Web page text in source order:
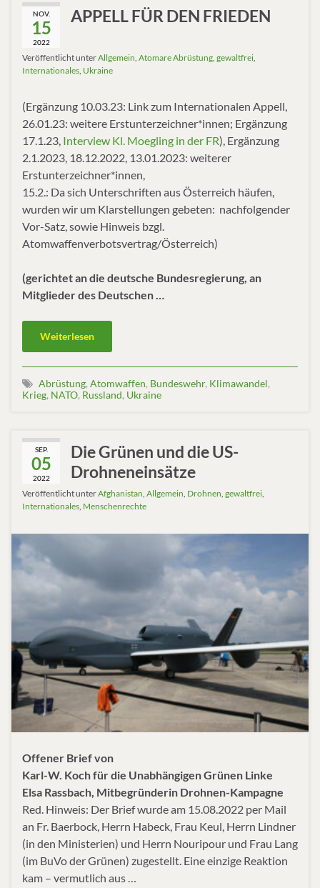
NOV.
15
2022
APPELL FÜR DEN FRIEDEN
Veröffentlicht unterAllgemein, Atomare Abrüstung, gewaltfrei,
Internationales, Ukraine
(Ergänzung 10.03.23: Link zum Internationalen Appell,
26.01.23: weitere Erstunterzeichner*innen; Ergänzung
17.1.23, Interview Kl. Moegling in der FR), Ergänzung
2.1.2023, 18.12.2022, 13.01.2023: weiterer
Erstunterzeichner*innen,
15.2.: Da sich Unterschriften aus Österreich häufen,
wurden wir um Klarstellungen gebeten: nachfolgender
Vor-Satz, sowie Hinweis bzgl.
Atomwaffenverbotsvertrag/Österreich)
(gerichtet an die deutsche Bundesregierung, an
Mitglieder des Deutschen …
Weiterlesen
Abrüstung, Atomwaffen, Bundeswehr, Klimawandel,
Krieg, NATO, Russland, Ukraine
SEP.
05
2022
Die Grünen und die US-
Drohneneinsätze
Veröffentlicht unterAfghanistan, Allgemein, Drohnen, gewaltfrei,
Internationales, Menschenrechte
Offener Brief von
Karl-W. Koch für die Unabhängigen Grünen Linke
Elsa Rassbach, Mitbegründerin Drohnen-Kampagne
Red. Hinweis: Der Brief wurde am 15.08.2022 per Mail
an Fr. Baerbock, Herrn Habeck, Frau Keul, Herrn Lindner
(in den Ministerien) und Herrn Nouripour und Frau Lang
(im BuVo der Grünen) zugestellt. Eine einzige Reaktion
kam – vermutlich aus …